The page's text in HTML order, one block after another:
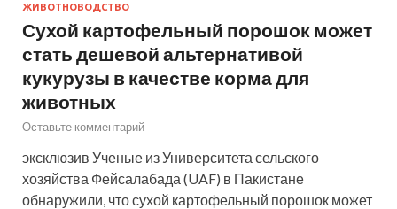
ЖИВОТНОВОДСТВО
Сухой картофельный порошок может
стать дешевой альтернативой
кукурузы в качестве корма для
животных
Оставьте комментарий
эксклюзив Ученые из Университета сельского
хозяйства Фейсалабада (UAF) в Пакистане
обнаружили, что сухой картофельный порошок может